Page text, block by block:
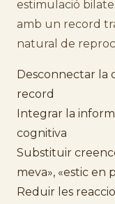
estimulació
amb un record
natural de
Desconnectar la
record
Integrar la
cognitiva
Substituir
meva», «estic en
Reduir les